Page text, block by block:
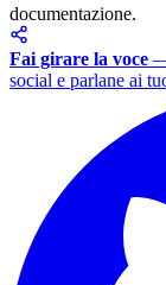
documentazione.
Fai girare la voce —
social e parlane ai